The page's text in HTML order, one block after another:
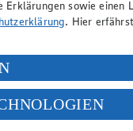
sowie einen
. Hier
durch Facebook und
Art. 49 Abs. 1 Satz 1 lit.
EuGH sieht die USA als
an. Es